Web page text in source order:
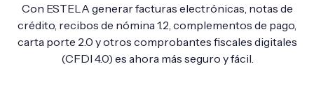
Con ESTELA generar facturas electrónicas, notas de
crédito, recibos de nómina 1.2, complementos de pago,
carta porte 2.0 y otros comprobantes fiscales digitales
(CFDI 4.0) es ahora más seguro y fácil.